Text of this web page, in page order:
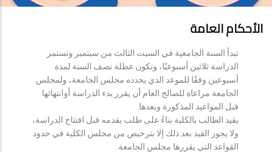
الأحكام العامة
تبدأ السنة الجامعية في السبت الثالث من سبتمبر وتستمر
الدراسة ثلاثين أسبوعيًا، وتكون عطلة نصف السنة لمدة
أسبوعين وفقًا للموعد الذي يحدده مجلس الجامعة، ولمجلس
الجامعة مراعاة للصالح العام أن يقرر بدء الدراسة أوانتهائها
قبل المواعيد المذكورة وبعدها.
يقيد الطالب بالكلية بناءً على طلب يقدمه قبل افتتاح الدراسة،
ولا يجوز القيد بعد ذلك إلا بترخيص من مجلس الكلية في حدود
القواعد التي يقررها مجلس الجامعة.